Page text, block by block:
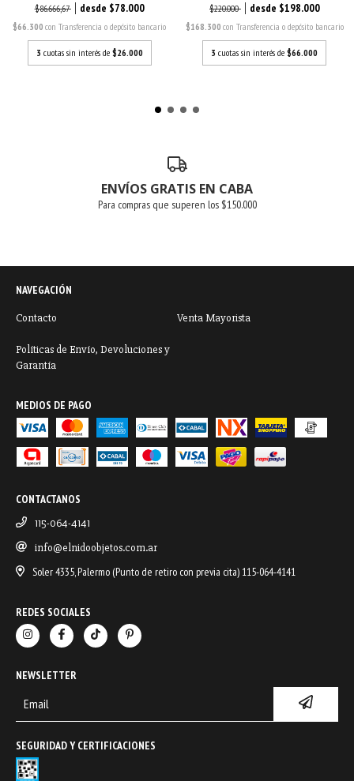
$86.666,67 $78.000
$66.300con Transferencia o depósito bancario
3 cuotas sin interés de $26.000
$220.000 $198.000
$168.300 con Transferencia o depósito bancario
3 cuotas sin interés de$66.000
ENVÍOS GRATIS EN CABA
Para compras que superen los $150.000
NAVEGACIÓN
Contacto Venta Mayorista
Políticas de Envío, Devoluciones y
Garantía
MEDIOS DE PAGO
CONTACTANOS
115-064-4141
info@elnidoobjetos.com.ar
Soler 4335, Palermo (Punto de retiro con previa cita) 115-064-4141
REDES SOCIALES
NEWSLETTER
SEGURIDAD Y CERTIFICACIONES